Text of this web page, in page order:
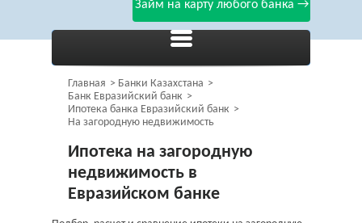
Займ на карту любого банка →
Главная
Банки Казахстана
Банк Евразийский банк
Ипотека банка Евразийский банк
На загородную недвижимость
Ипотека на загородную
недвижимость в
Евразийском банке